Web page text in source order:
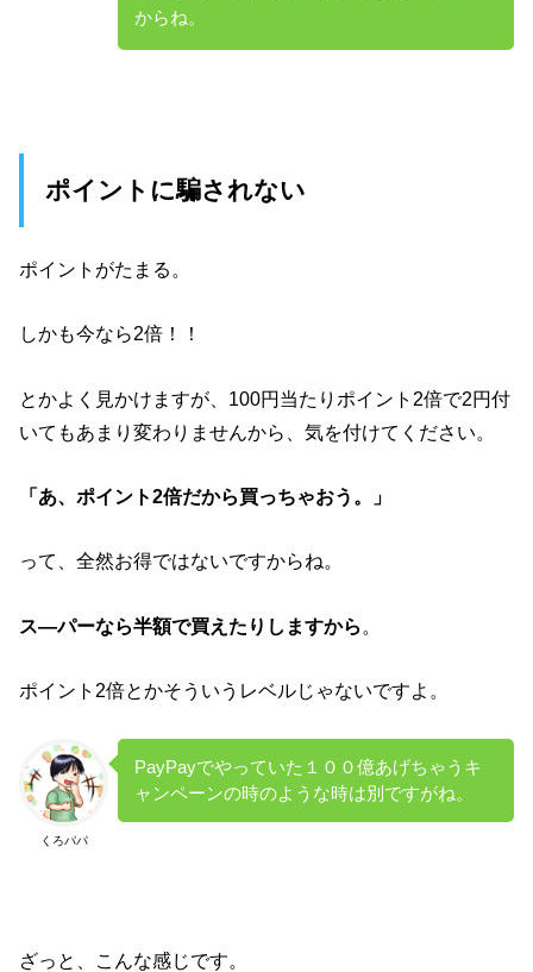
からね。
ポイントに騙されない
ポイントがたまる。
しかも今なら2倍！！
とかよく見かけますが、100円当たりポイント2倍で2円付
いてもあまり変わりませんから、気を付けてください。
「あ、ポイント2倍だから買っちゃおう。」
って、全然お得ではないですからね。
ス―パーなら半額で買えたりしますから 。
ポイント2倍とかそういうレベルじゃないですよ。
くろパパ
PayPayでやっていた１００億あげちゃうキ
ャンペーンの時のような時は別ですがね。
ざっと、こんな感じです。